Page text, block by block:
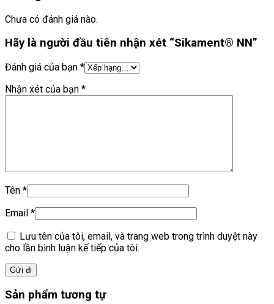
Chưa có đánh giá nào.
Hãy là người đầu tiên nhận xét “Sikament® NN”
Đánh giá của bạn *
Nhận xét của bạn *
Tên *
Email *
Lưu tên của tôi, email, và trang web trong trình duyệt này
cho lần bình luận kế tiếp của tôi.
Sản phẩm tương tự